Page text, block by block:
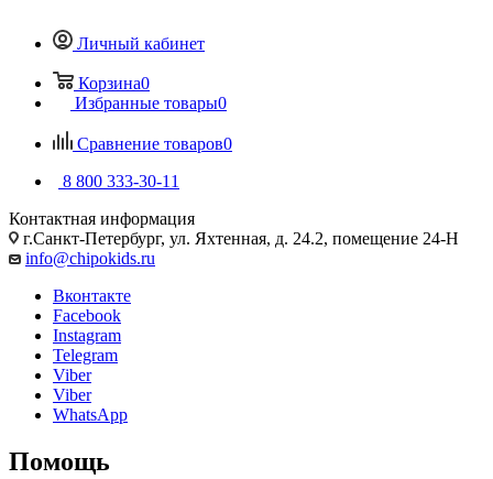
Личный кабинет
Корзина0
Избранные товары0
Сравнение товаров0
8 800 333-30-11
Контактная информация
г.Санкт-Петербург, ул. Яхтенная, д. 24.2, помещение 24-Н
info@chipokids.ru
Вконтакте
Facebook
Instagram
Telegram
Viber
Viber
WhatsApp
Помощь